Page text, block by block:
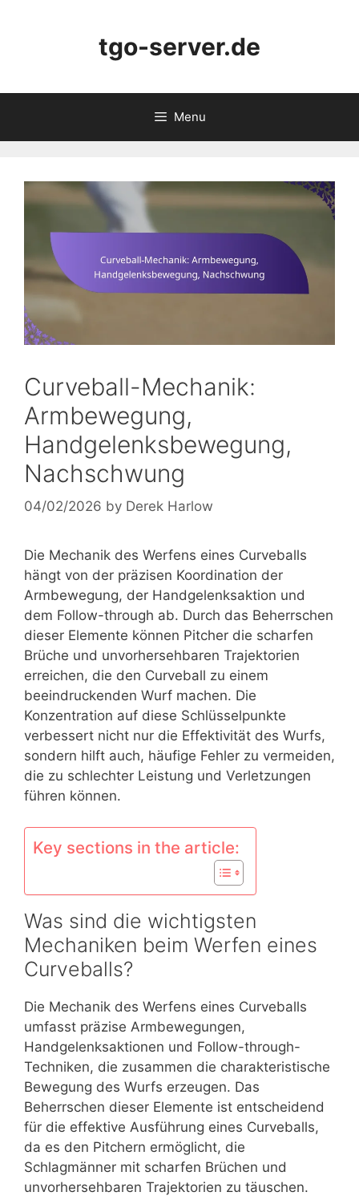
tgo-server.de
Menu
Curveball-Mechanik:
Armbewegung,
Handgelenksbewegung,
Nachschwung
04/02/2026 by Derek Harlow
Die Mechanik des Werfens eines Curveballs
hängt von der präzisen Koordination der
Armbewegung, der Handgelenksaktion und
dem Follow-through ab. Durch das Beherrschen
dieser Elemente können Pitcher die scharfen
Brüche und unvorhersehbaren Trajektorien
erreichen, die den Curveball zu einem
beeindruckenden Wurf machen. Die
Konzentration auf diese Schlüsselpunkte
verbessert nicht nur die Effektivität des Wurfs,
sondern hilft auch, häufige Fehler zu vermeiden,
die zu schlechter Leistung und Verletzungen
führen können.
Key sections in the article:
Was sind die wichtigsten
Mechaniken beim Werfen eines
Curveballs?
Die Mechanik des Werfens eines Curveballs
umfasst präzise Armbewegungen,
Handgelenksaktionen und Follow-through-
Techniken, die zusammen die charakteristische
Bewegung des Wurfs erzeugen. Das
Beherrschen dieser Elemente ist entscheidend
für die effektive Ausführung eines Curveballs,
da es den Pitchern ermöglicht, die
Schlagmänner mit scharfen Brüchen und
unvorhersehbaren Trajektorien zu täuschen.